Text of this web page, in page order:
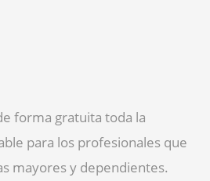
forma gratuita toda la
para los profesionales que
mayores y dependientes.